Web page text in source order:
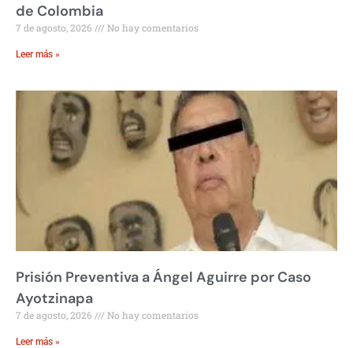
de Colombia
7 de agosto, 2026 No hay comentarios
Leer más »
Prisión Preventiva a Ángel Aguirre por Caso
Ayotzinapa
7 de agosto, 2026 No hay comentarios
Leer más »